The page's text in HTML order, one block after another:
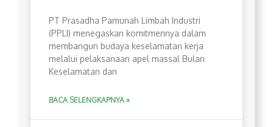
PT Prasadha Pamunah Limbah Industri
(PPLI) menegaskan komitmennya dalam
membangun budaya keselamatan kerja
melalui pelaksanaan apel massal Bulan
Keselamatan dan
BACA SELENGKAPNYA »